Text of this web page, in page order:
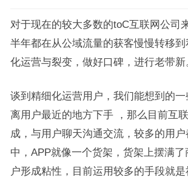
对于现在的较大多数的toC互联网公司
半年都在从公域流量的获客慢慢转移
化运营与裂变，做好口碑，进行老带新
谈到精细化运营用户，我们能想到的
离用户最近的地方下手 ，那么目前互
成，与用户聊天沟通交流，较多的用
中，APP就像一个货架，货架上摆满了
户形成粘性，目前运用较多的手段就